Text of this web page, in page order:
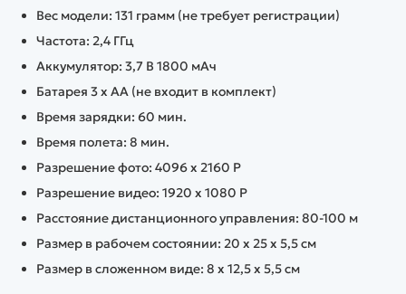
Вес модели: 131 грамм (не требует регистрации)
Частота: 2,4 ГГц
Аккумулятор: 3,7 В 1800 мАч
Батарея 3 х AA (не входит в комплект)
Время зарядки: 60 мин.
Время полета: 8 мин.
Разрешение фото: 4096 х 2160 P
Разрешение видео: 1920 х 1080 Р
Расстояние дистанционного управления: 80-100 м
Размер в рабочем состоянии: 20 х 25 х 5,5 см
Размер в сложенном виде: 8 х 12,5 х 5,5 см